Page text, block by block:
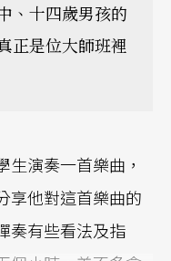
、十四歲男孩的
正是位大師班裡
演奏一首樂曲，
享他對這首樂曲的
奏有些看法及指